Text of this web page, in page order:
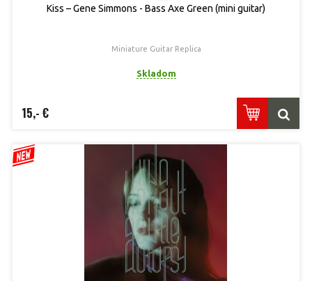
Kiss – Gene Simmons - Bass Axe Green (mini guitar)
Miniature Guitar Replica
Skladom
15,- €